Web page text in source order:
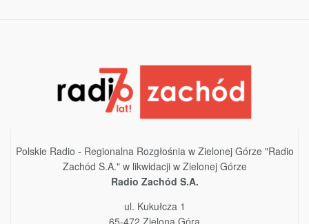
Polskie Radio - Regionalna Rozgłośnia w Zielonej Górze "Radio
Zachód S.A." w likwidacji w Zielonej Górze
Radio Zachód S.A.
ul. Kukułcza 1
65-472 Zielona Góra